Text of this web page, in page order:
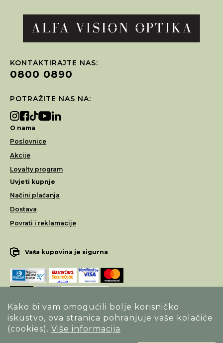
Kako bi vam omogućili bolje korisničko
iskustvo, ova stranica pohranjuje vaše kolačiće
(cookies). Više informacija
KONTAKTIRAJTE NAS:
0800 0890
POTRAŽITE NAS NA:
O nama
Poslovnice
Akcije
Loyalty program
Uvjeti kupnje
Načini plaćanja
Dostava
Povrati i reklamacije
Vaša kupovina je sigurna
Opći uvjeti poslovanja